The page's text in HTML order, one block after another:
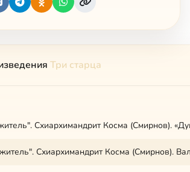
Три старца
Схиархимандрит Косма (Смирнов).
Схиархимандрит Косма (Смирнов).